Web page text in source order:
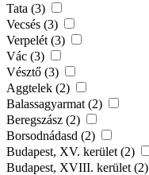
Tata (3)
Vecsés (3)
Verpelét (3)
Vác (3)
Vésztő (3)
Aggtelek (2)
Balassagyarmat (2)
Beregszász (2)
Borsodnádasd (2)
Budapest, XV. kerület (2)
Budapest, XVIII. kerület (2)